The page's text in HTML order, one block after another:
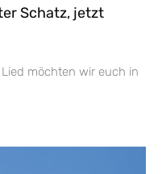
Schatz, jetzt
möchten wir euch in